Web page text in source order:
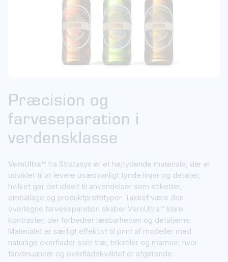
Præcision og
farveseparation i
verdensklasse
VeroUltra™ fra Stratasys er et højtydende materiale, der er
udviklet til at levere usædvanligt tynde linjer og detaljer,
hvilket gør det ideelt til anvendelser som etiketter,
emballage og produktprototyper. Takket være den
overlegne farveseparation skaber VeroUltra™ klare
kontraster, der forbedrer læsbarheden og detaljerne.
Materialet er særligt effektivt til print af modeller med
naturlige overflader som træ, tekstiler og marmor, hvor
farvenuancer og overfladekvalitet er afgørende.